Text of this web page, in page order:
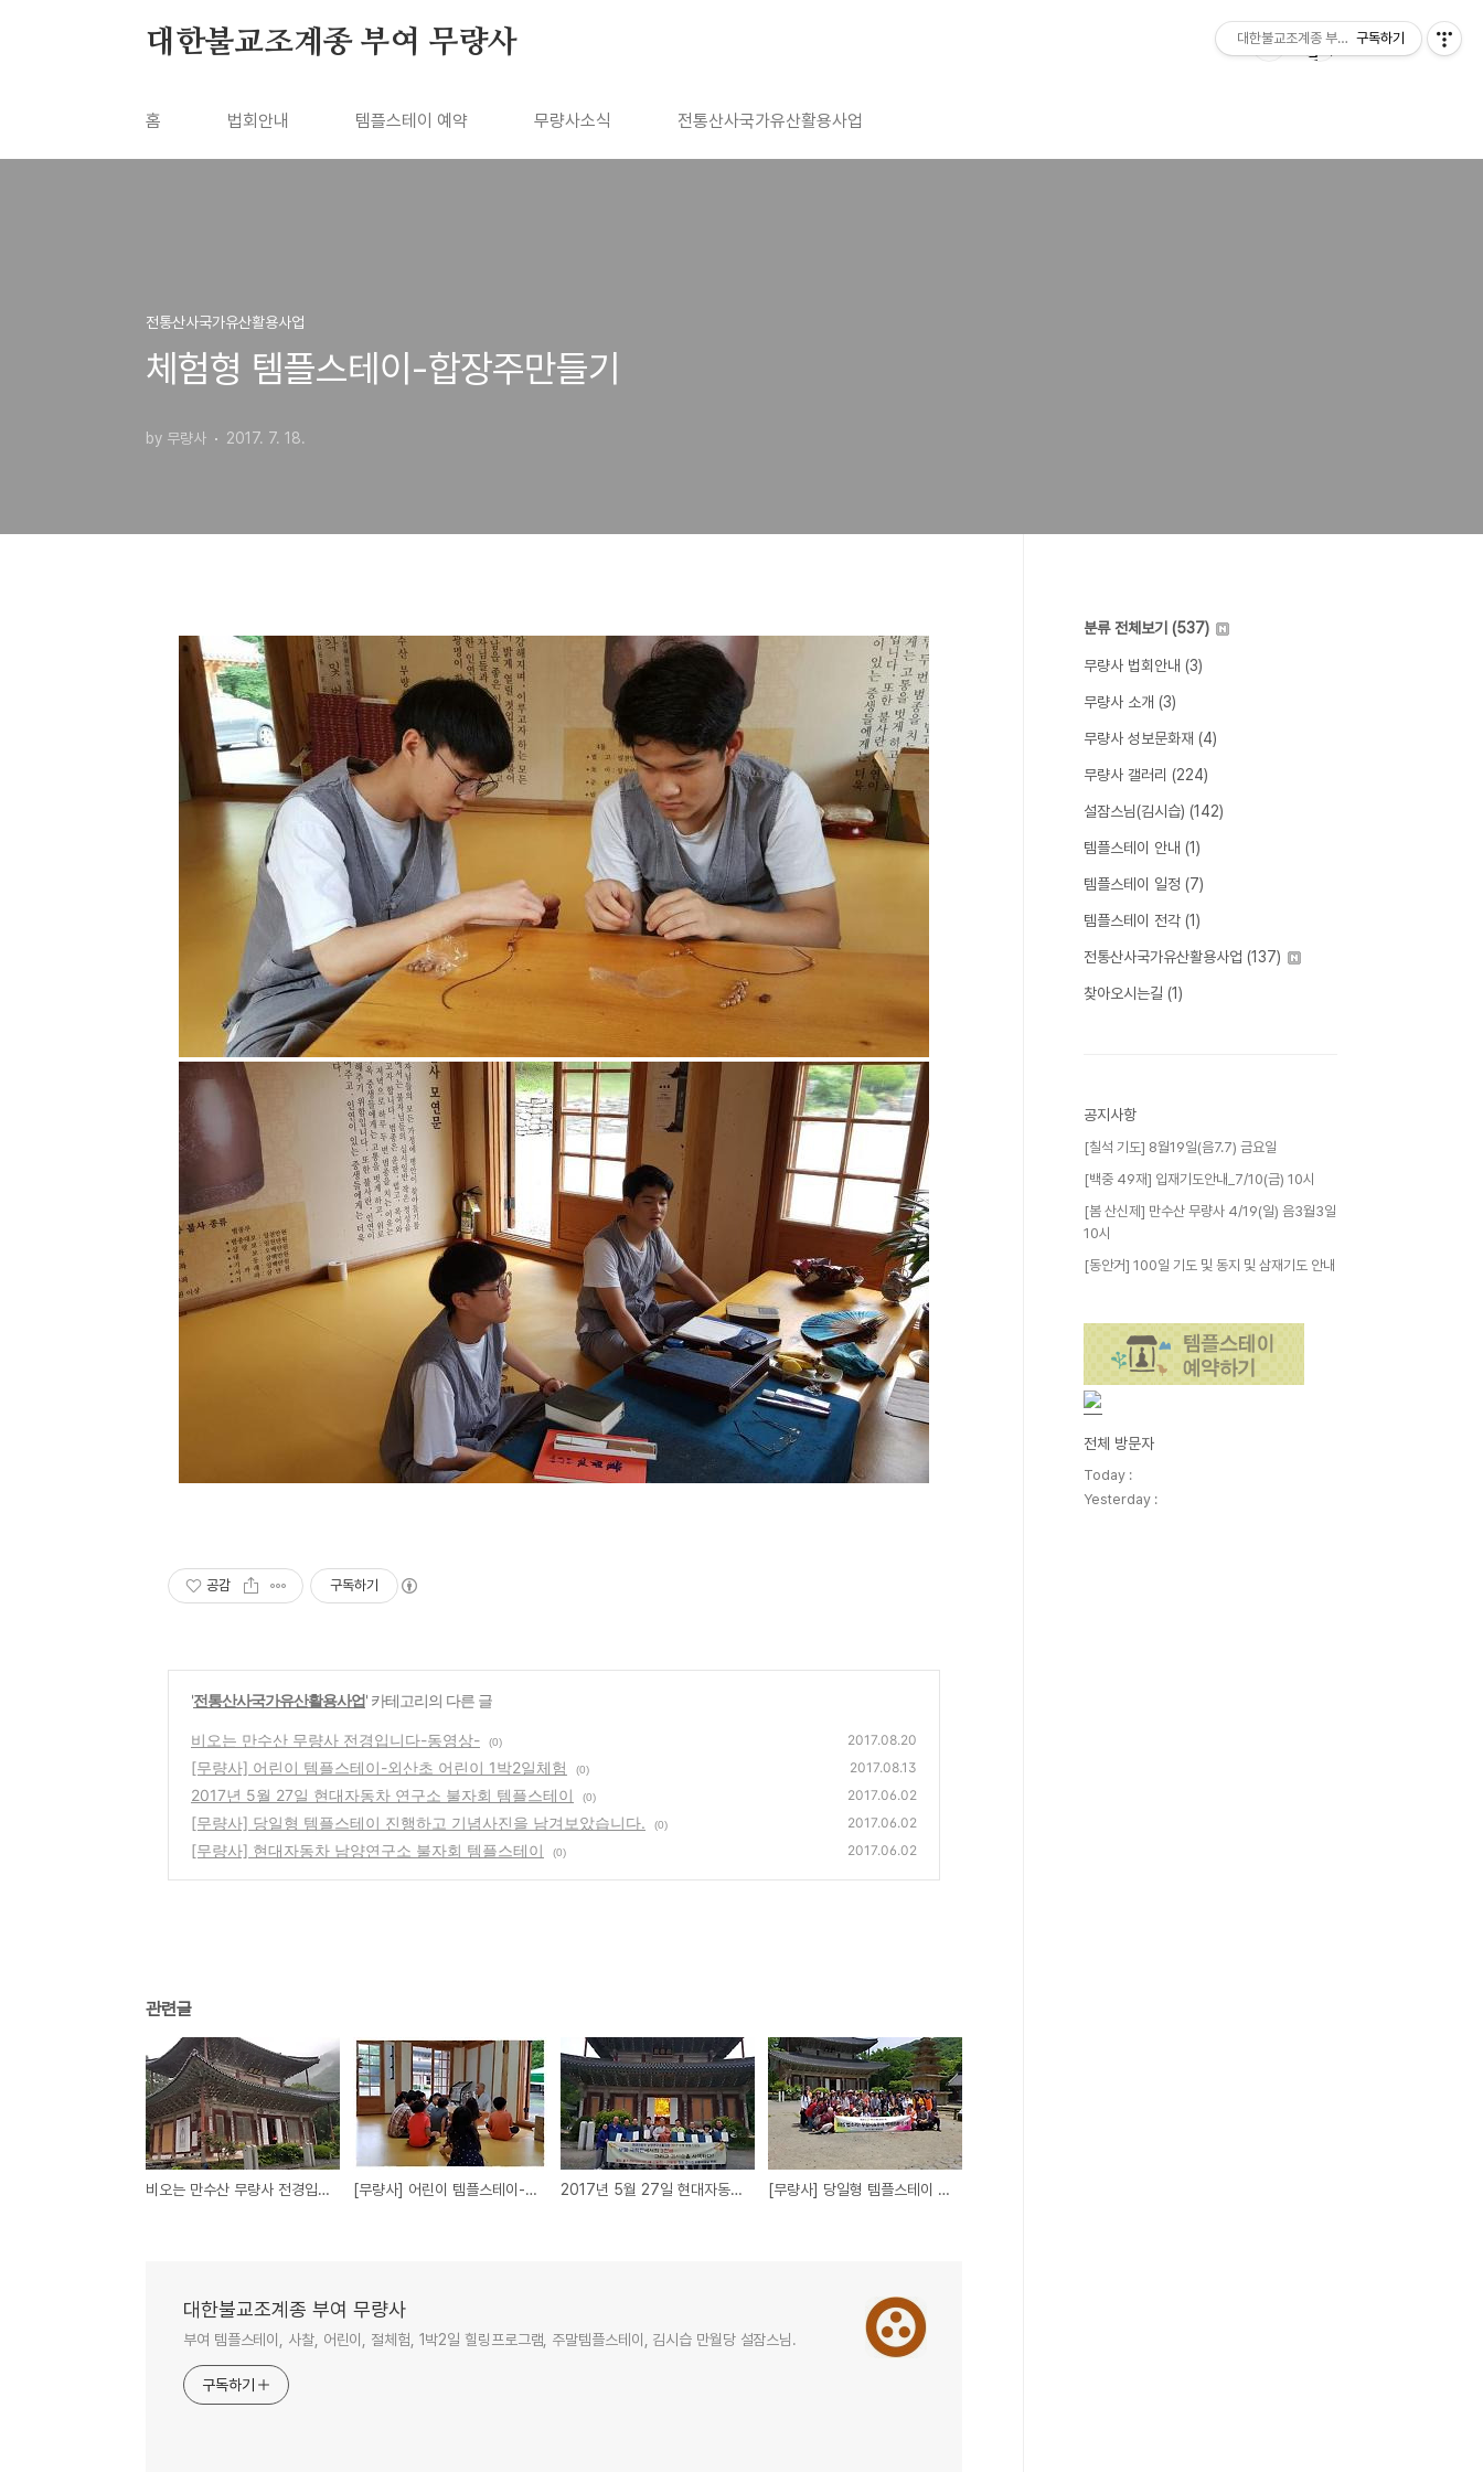
대한불교조계종 부여 무량사
홈 법회안내 템플스테이 예약 무량사소식 전통산사국가유산활용사업
전통산사국가유산활용사업
체험형 템플스테이-합장주만들기
by 무량사 2017. 7. 18.
공감 구독하기
'전통산사국가유산활용사업' 카테고리의 다른 글
비오는 만수산 무량사 전경입니다-동영상- (0) 2017.08.20
[무량사] 어린이 템플스테이-외산초 어린이 1박2일체험 (0) 2017.08.13
2017년 5월 27일 현대자동차 연구소 불자회 템플스테이 (0) 2017.06.02
[무량사] 당일형 템플스테이 진행하고 기념사진을 남겨보았습니다. (0) 2017.06.02
[무량사] 현대자동차 남양연구소 불자회 템플스테이 (0) 2017.06.02
관련글
비오는 만수산 무량사 전경입니다-동영상- [무량사] 어린이 템플스테이-외산초 어린이 1박2일체험 2017년 5월 27일 현대자동차 연구소 불자회 템플스테이 [무량사] 당일형 템플스테이 진행하고 기념사진을 남겨보았습니다.
대한불교조계종 부여 무량사
부여 템플스테이, 사찰, 어린이, 절체험, 1박2일 힐링프로그램, 주말템플스테이, 김시습 만월당 설잠스님.
구독하기
분류 전체보기 (537)
무량사 법회안내 (3)
무량사 소개 (3)
무량사 성보문화재 (4)
무량사 갤러리 (224)
설잠스님(김시습) (142)
템플스테이 안내 (1)
템플스테이 일정 (7)
템플스테이 전각 (1)
전통산사국가유산활용사업 (137)
찾아오시는길 (1)
공지사항
[칠석 기도] 8월19일(음7.7) 금요일
[백중 49재] 입재기도안내_7/10(금) 10시
[봄 산신제] 만수산 무량사 4/19(일) 음3월3일
10시
[동안거] 100일 기도 및 동지 및 삼재기도 안내
전체 방문자
Today :
Yesterday :
대한불교조계종 부여 무량사
구독하기